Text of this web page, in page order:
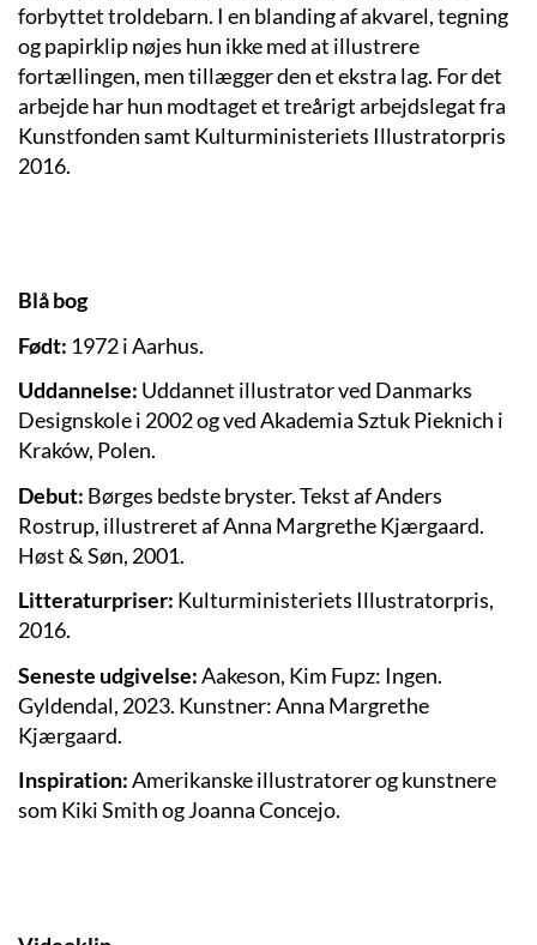
forbyttet troldebarn. I en blanding af akvarel, tegning
og papirklip nøjes hun ikke med at illustrere
fortællingen, men tillægger den et ekstra lag. For det
arbejde har hun modtaget et treårigt arbejdslegat fra
Kunstfonden samt Kulturministeriets Illustratorpris
2016.
Blå bog
Født: 1972 i Aarhus.
Uddannelse: Uddannet illustrator ved Danmarks
Designskole i 2002 og ved Akademia Sztuk Pieknich i
Kraków, Polen.
Debut: Børges bedste bryster. Tekst af Anders
Rostrup, illustreret af Anna Margrethe Kjærgaard.
Høst & Søn, 2001.
Litteraturpriser: Kulturministeriets Illustratorpris,
2016.
Seneste udgivelse:Aakeson, Kim Fupz: Ingen.
Gyldendal, 2023. Kunstner: Anna Margrethe
Kjærgaard.
Inspiration:Amerikanske illustratorer og kunstnere
som Kiki Smith og Joanna Concejo.